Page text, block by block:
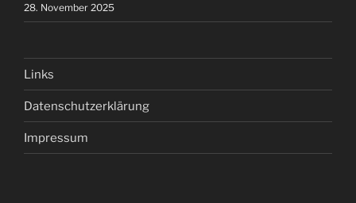
28. November 2025
Links
Datenschutzerklärung
Impressum